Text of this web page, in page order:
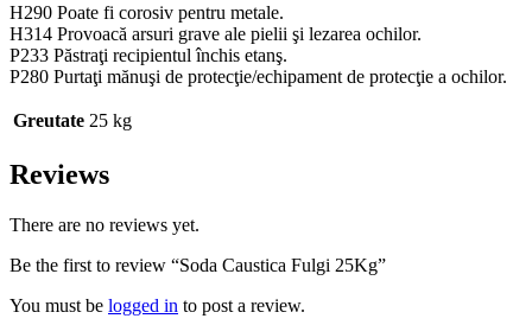
H290 Poate fi corosiv pentru metale.
H314 Provoacă arsuri grave ale pielii şi lezarea ochilor.
P233 Păstraţi recipientul închis etanş.
P280 Purtaţi mănuşi de protecţie/echipament de protecţie a ochilor.
Greutate 25 kg
Reviews
There are no reviews yet.
Be the first to review “Soda Caustica Fulgi 25Kg”
You must be logged in to post a review.